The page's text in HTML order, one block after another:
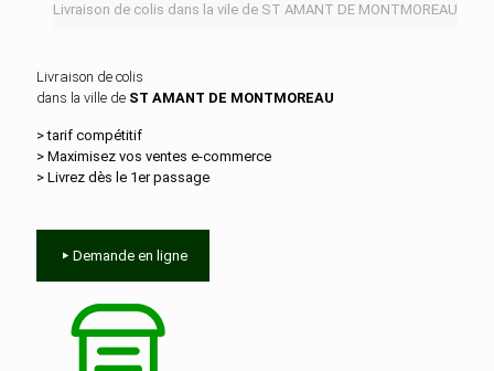
Livraison de colis dans la vile de ST AMANT DE MONTMOREAU
Livraison de colis
dans la ville de ST AMANT DE MONTMOREAU
> tarif compétitif
> Maximisez vos ventes e‑commerce
> Livrez dès le 1er passage
Demande en ligne